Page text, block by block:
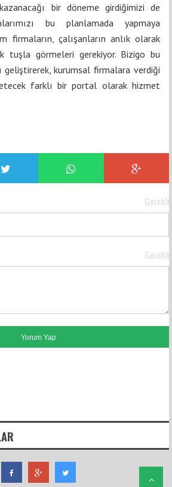
bir döneme girdiğimizi de
bu planlamada yapmaya
firmaların, çalışanların anlık olarak
tuşla görmeleri gerekiyor. Bizigo bu
kurumsal firmalara verdiği
farklı bir portal olarak hizmet
Gerekli
Gerekli